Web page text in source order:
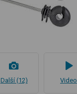
Další (12) Video